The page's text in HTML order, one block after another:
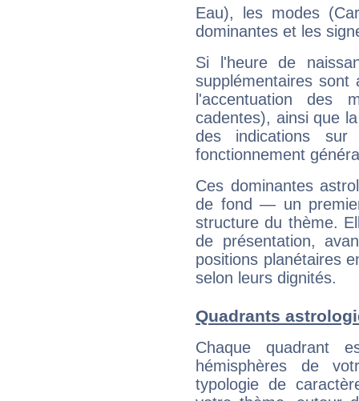
Eau), les modes
dominantes et les
Si l'heure de
supplémentaires sont
l'accentuation des
cadentes), ainsi que
des indications sur
fonctionnement
Ces dominantes
de fond — un
structure du thème.
de présentation,
positions planétaires
selon leurs dignités.
Quadrants
Chaque quadrant
hémisphères de
typologie de